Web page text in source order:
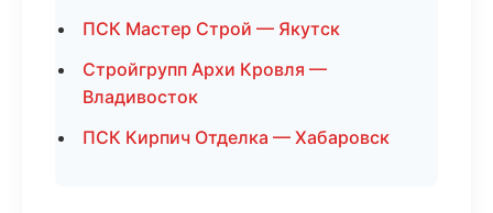
ПСК Мастер Строй — Якутск
Стройгрупп Архи Кровля —
Владивосток
ПСК Кирпич Отделка — Хабаровск